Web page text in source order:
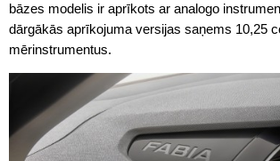
bāzes modelis ir aprīkots ar analogo
dārgākās aprīkojuma versijas saņems 10,25
mērinstrumentus.